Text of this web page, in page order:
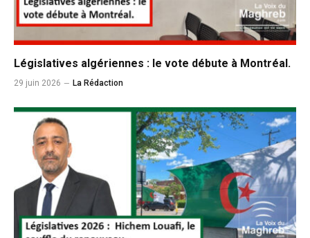
Législatives algériennes : le vote débute à Montréal.
29 juin 2026 La Rédaction